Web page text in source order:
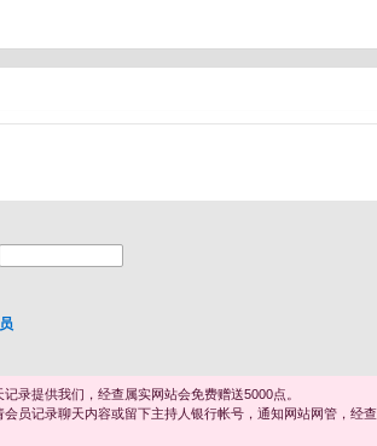
录提供我们，经查属实网站会免费赠送5000点。
员记录聊天内容或留下主持人银行帐号，通知网站网管，经